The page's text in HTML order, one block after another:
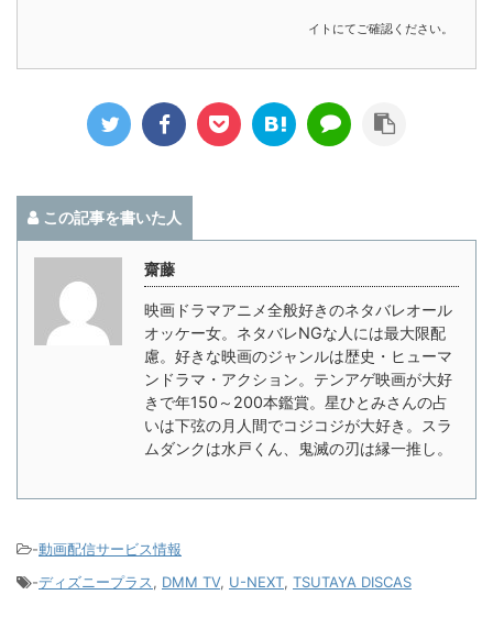
イトにてご確認ください。
この記事を書いた人
齋藤
映画ドラマアニメ全般好きのネタバレオール
オッケー女。ネタバレNGな人には最大限配
慮。好きな映画のジャンルは歴史・ヒューマ
ンドラマ・アクション。テンアゲ映画が大好
きで年150～200本鑑賞。星ひとみさんの占
いは下弦の月人間でコジコジが大好き。スラ
ムダンクは水戸くん、鬼滅の刃は縁一推し。
-動画配信サービス情報
-ディズニープラス, DMM TV, U-NEXT, TSUTAYA DISCAS